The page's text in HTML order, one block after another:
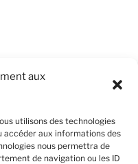
aux
utilisons des technologies
accéder aux informations des
nous permettra de
de navigation ou les ID